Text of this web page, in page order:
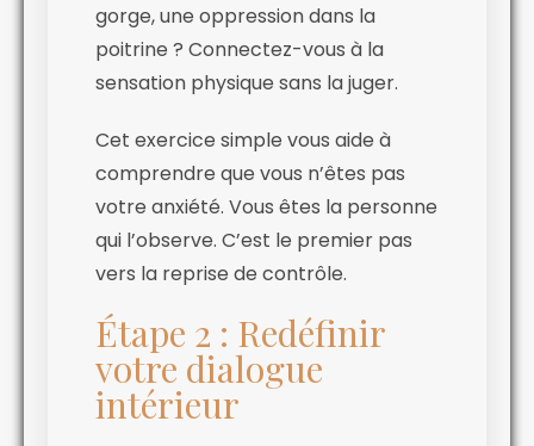
gorge, une oppression dans la
poitrine ? Connectez-vous à la
sensation physique sans la juger.
Cet exercice simple vous aide à
comprendre que vous n’êtes pas
votre anxiété. Vous êtes la personne
qui l’observe. C’est le premier pas
vers la reprise de contrôle.
Étape 2 : Redéfinir
votre dialogue
intérieur